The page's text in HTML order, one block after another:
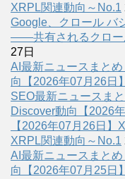
XRPL関連動向～No.1
Google、クロール バ
――共有されるクロー
27日
AI最新ニュースまと
向【2026年07月26日
SEO最新ニュースま
Discover動向【2026
【2026年07月26日】
XRPL関連動向～No.1
AI最新ニュースまと
向【2026年07月25日